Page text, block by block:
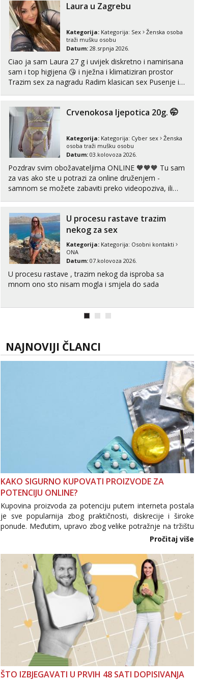
tel:0,93€ - mob:1,12€ min
Žana
Čekam tvoj poziv!
Tel: 064/677-677- Kod: #135
tel:0,93€ - mob:1,12€ min
Ivančica
Čekam tvoj poziv!
tel:0,93€ - mob:1,12€ min
Zara
Čekam tvoj poziv!
Tel: 064/677-677- Kod: #123
tel:0,93€ - mob:1,12€ min
Anđela
Tel:
tel:0,93€ - mob:1,12€ min
Laura u Zagrebu
Kategorija: Kategorija: Sex
Ženska osoba
traži mušku osobu
Datum: 28.srpnja 2026.
Ciao ja sam Laura 27 g i uvijek diskretno i namirisana
sam i top higijena 😘 i nježna i klimatiziran prostor
Trazim sex za nagradu Radim klasican sex Pusenje i
neljubim se Wha...Crvenokosa ljepotica 20g. 🤭
Kategorija: Kategorija: Cyber sex
Ženska
osoba traži mušku osobu
Datum: 03.kolovoza 2026.
Pozdrav svim obožavateljima ONLINE 🧡🧡🧡 Tu sam
za vas ako ste u potrazi za online druženjem -
samnom se možete zabaviti preko videopoziva, ili
tipkanja uz slike i hot line pozive. Za vas sam
pripremila ...
U procesu rastave trazim
nekog za sex
Kategorija: Kategorija: Osobni kontakti
ONA
Datum: 07.kolovoza 2026.
U procesu rastave , trazim nekog da isproba sa
mnom ono sto nisam mogla i smjela do sada
NAJNOVIJI ČLANCI
KAKO SIGURNO KUPOVATI PROIZVODE ZA
POTENCIJU ONLINE?
Kupovina proizvoda za potenciju putem interneta postala
je sve popularnija zbog praktičnosti, diskrecije i široke
ponude. Međutim, upravo zbog velike potražnje na tržištu
se pojavljuju i brojni krivotvoreni proizvodi, nepouzdane
internetske trgovine te proizvodi nepoznatog podrijetla. ...
Pročitaj više
ŠTO IZBJEGAVATI U PRVIH 48 SATI DOPISIVANJA